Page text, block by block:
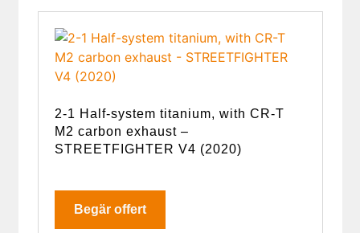
2-1 Half-system titanium, with CR-T
M2 carbon exhaust –
STREETFIGHTER V4 (2020)
Begär offert